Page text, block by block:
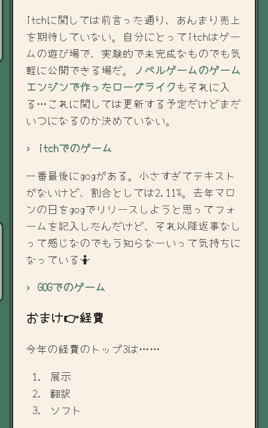
itchに関しては前言った通り、あんまり売上
を期待していない。自分にとってitchはゲー
ムの遊び場で、実験的で未完成なものでも気
軽に公開できる場だ。
ノベルゲームのゲーム
エンジンで作ったローグライクもそれに入
る…これに関しては更新する予定だけどまだ
いつになるのか決めていない。
› itchでのゲーム
一番最後にgogがある。小さすぎてテキスト
がないけど、割合としては2.11%。去年マロ
ンの日をgogでリリースしようと思ってフォ
ームを記入したんだけど、それ以降返事なし
って感じなのでもう知らなーいって気持ちに
なっている🤷
› GOGでのゲーム
おまけ👉経費
今年の経費のトップ3は……
展示
翻訳
ソフト